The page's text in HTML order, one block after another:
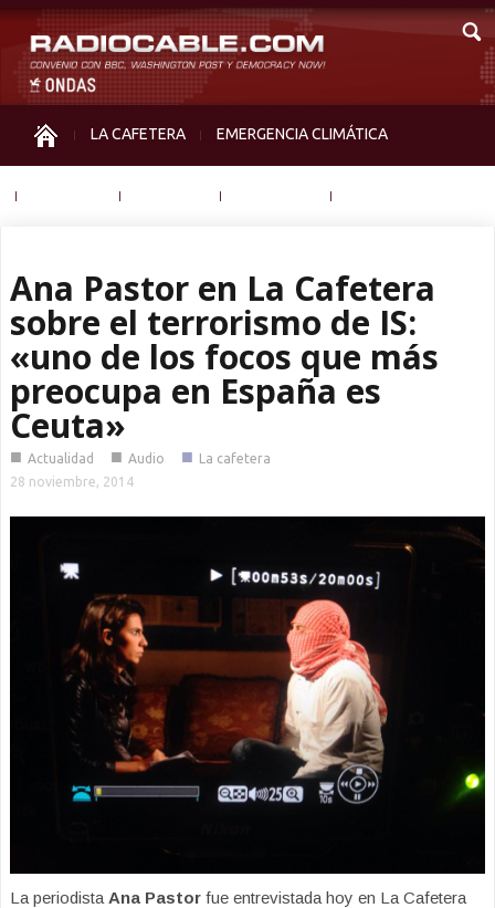
LA CAFETERA EMERGENCIA CLIMÁTICA
Ana Pastor en La Cafetera
sobre el terrorismo de IS:
«uno de los focos que más
preocupa en España es
Ceuta»
■ Actualidad ■ Audio ■ La cafetera
28 noviembre, 2014
La periodista Ana Pastor fue entrevistada hoy en La Cafetera